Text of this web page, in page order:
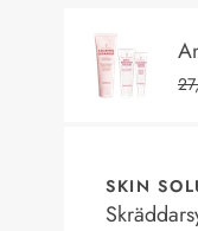
SKIN